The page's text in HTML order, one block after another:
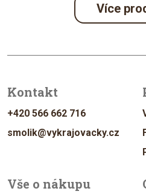
Více
Kontakt
+420 566 662 716
smolik@vykrajovacky.cz
Vše o nákupu